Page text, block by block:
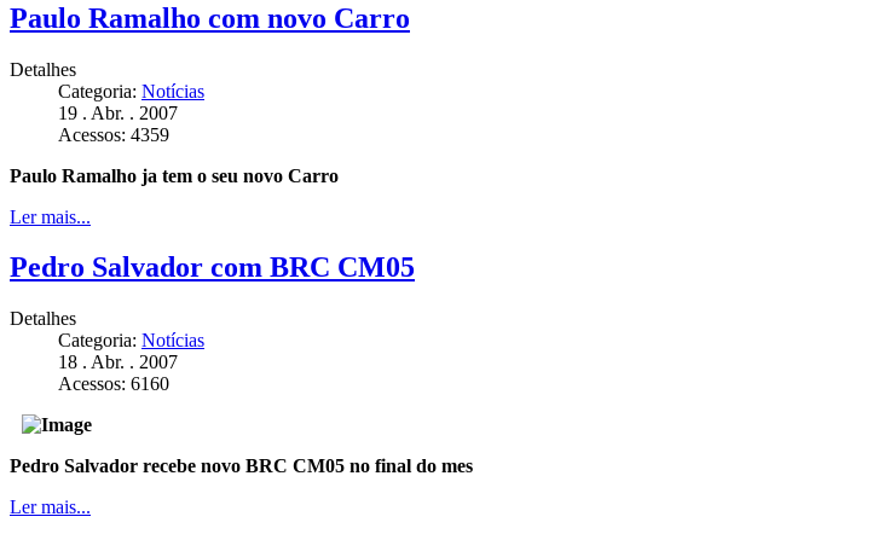
Paulo Ramalho com novo Carro
Detalhes
Categoria: Notícias
19 . Abr. . 2007
Acessos: 4359
Paulo Ramalho ja tem o seu novo Carro
Ler mais...
Pedro Salvador com BRC CM05
Detalhes
Categoria: Notícias
18 . Abr. . 2007
Acessos: 6160
Pedro Salvador recebe novo BRC CM05 no final do mes
Ler mais...